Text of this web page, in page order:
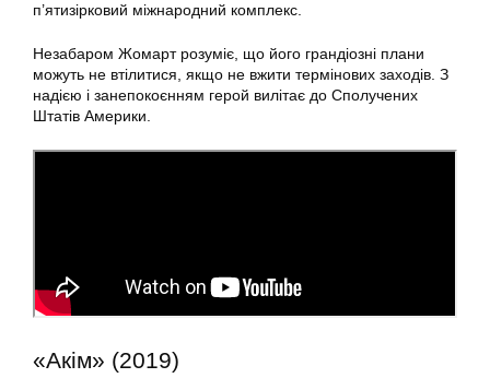
п’ятизірковий міжнародний комплекс.
Незабаром Жомарт розуміє, що його грандіозні плани
можуть не втілитися, якщо не вжити термінових заходів. З
надією і занепокоєнням герой вилітає до Сполучених
Штатів Америки.
«Акім» (2019)